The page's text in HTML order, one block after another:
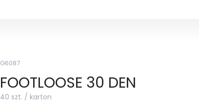
G6087
FOOTLOOSE 30 DEN
40 szt. / karton